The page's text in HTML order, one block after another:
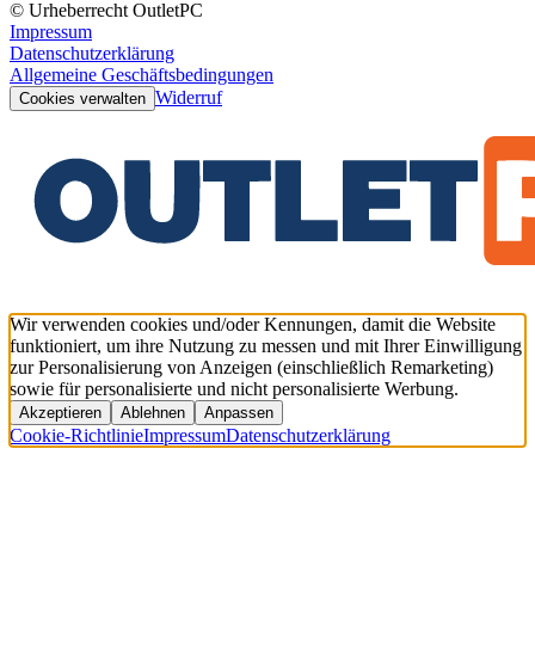
© Urheberrecht OutletPC
Impressum
Datenschutzerklärung
Allgemeine Geschäftsbedingungen
Cookies verwalten Widerruf
Wir verwenden cookies und/oder Kennungen, damit die Website
funktioniert, um ihre Nutzung zu messen und mit Ihrer Einwilligung
zur Personalisierung von Anzeigen (einschließlich Remarketing)
sowie für personalisierte und nicht personalisierte Werbung.
Akzeptieren Ablehnen Anpassen
Cookie-RichtlinieImpressumDatenschutzerklärung